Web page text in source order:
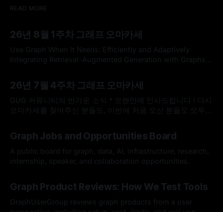
READ MORE
26년 8월 1주차 그래프 오마카세
Use Graph When It Needs: Efficiently and Adaptively
Integrating Retrieval-Augmented Generation with Graphs
Integrating Retrieval-Augmented Generation with
GraphsLarge language models (LLMs) often struggle with
knowledge-intensive tasks due to hallucinations and
outdated parametric knowledge. While Retrieval-
26년 7월 4주차 그래프 오마카세
GUG 커뮤니티의 반가운 소식 * 오랜만에 인사드립니다 ! 다시
오마카세를 찾아주신 분들도, 이번에 처음 오신 분들도 모두
Group)에 정말 반가운 소식이 있어서 전해드리고자 합니다.
GUG가 2026 오픈소스 AI·SW 커뮤니티 지원사업에 선정되었
습니다. 7월 25일(토요일)
Graph Jobs and Opportunities Board
A public board for graph, data, AI, infrastructure, research,
internship, speaker, and collaboration opportunities.
Graph Product Reviews: How We Test Tools
GraphUserGroup reviews graph products from a user